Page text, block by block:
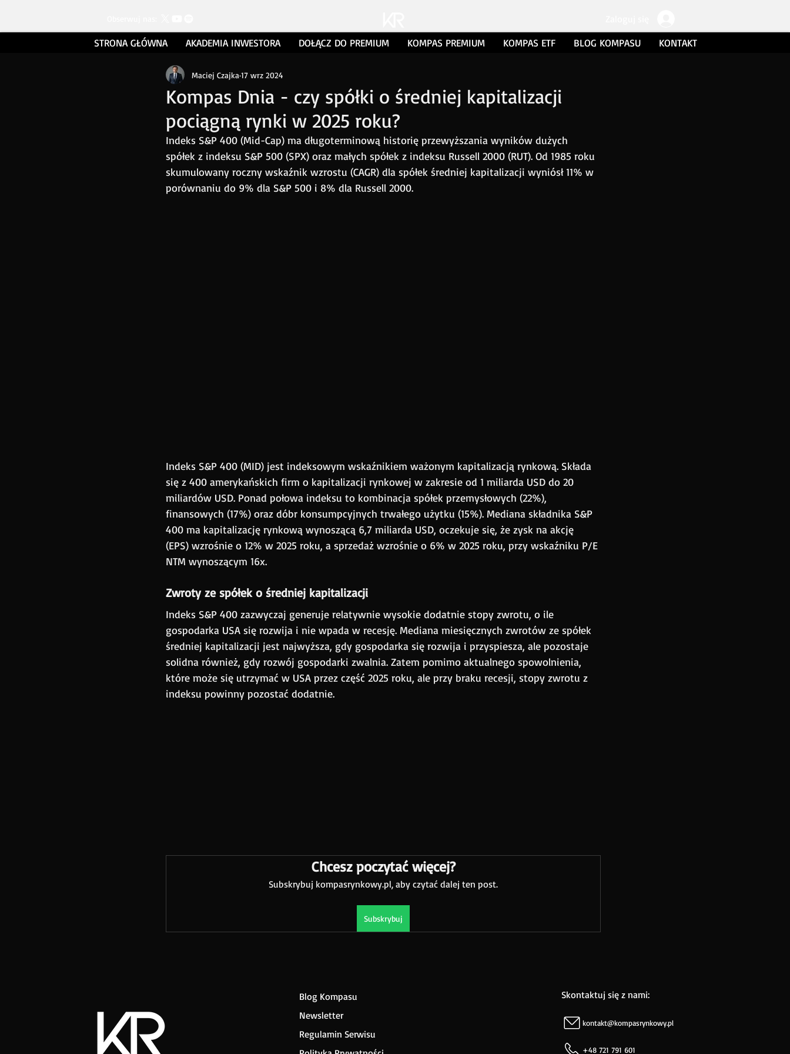
STRONA GŁÓWNA AKADEMIA INWESTORA DOŁĄCZ DO PREMIUM KOMPAS PREMIUM KOMPAS ETF BLOG KOMPASU KONTAKT
Kompas Dnia - czy spółki o średniej kapitalizacji
pociągną rynki w 2025 roku?
Maciej Czajka 17 wrz 2024
Indeks S&P 400 (Mid-Cap) ma długoterminową historię przewyższania wyników dużych
spółek z indeksu S&P 500 (SPX) oraz małych spółek z indeksu Russell 2000 (RUT). Od 1985 roku
skumulowany roczny wskaźnik wzrostu (CAGR) dla spółek średniej kapitalizacji wyniósł 11% w
porównaniu do 9% dla S&P 500 i 8% dla Russell 2000.
Indeks S&P 400 (MID) jest indeksowym wskaźnikiem ważonym kapitalizacją rynkową. Składa
się z 400 amerykańskich firm o kapitalizacji rynkowej w zakresie od 1 miliarda USD do 20
miliardów USD. Ponad połowa indeksu to kombinacja spółek przemysłowych (22%),
finansowych (17%) oraz dóbr konsumpcyjnych trwałego użytku (15%). Mediana składnika S&P
400 ma kapitalizację rynkową wynoszącą 6,7 miliarda USD, oczekuje się, że zysk na akcję
(EPS) wzrośnie o 12% w 2025 roku, a sprzedaż wzrośnie o 6% w 2025 roku, przy wskaźniku P/E
NTM wynoszącym 16x.
Zwroty ze spółek o średniej kapitalizacji
Indeks S&P 400 zazwyczaj generuje relatywnie wysokie dodatnie stopy zwrotu, o ile
gospodarka USA się rozwija i nie wpada w recesję. Mediana miesięcznych zwrotów ze spółek
średniej kapitalizacji jest najwyższa, gdy gospodarka się rozwija i przyspiesza, ale pozostaje
solidna również, gdy rozwój gospodarki zwalnia. Zatem pomimo aktualnego spowolnienia,
które może się utrzymać w USA przez część 2025 roku, ale przy braku recesji, stopy zwrotu z
indeksu powinny pozostać dodatnie.
Chcesz poczytać więcej?
Subskrybuj kompasrynkowy.pl, aby czytać dalej ten post.
Subskrybuj
Blog Kompasu
Newsletter
Regulamin Serwisu
Skontaktuj się z nami:
kontakt@kompasrynkowy.pl
+48 721 791 601